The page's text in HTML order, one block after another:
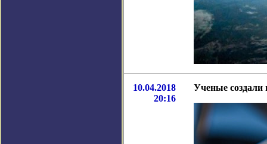
10.04.2018
20:16
Ученые создали